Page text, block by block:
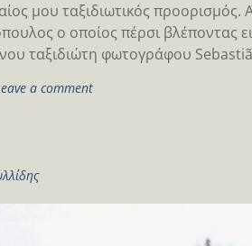
μου ταξιδιωτικός
ο οποίος πέρσι βλέποντας
ταξιδιώτη φωτογράφου
a comment